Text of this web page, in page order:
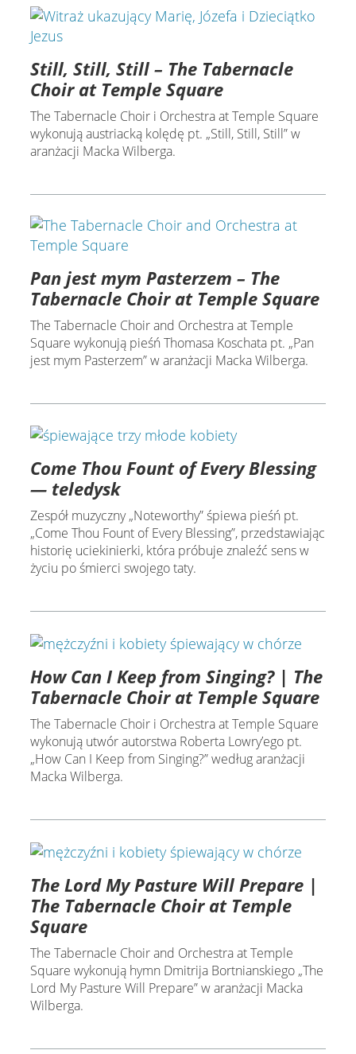
Still, Still, Still – The Tabernacle
Choir at Temple Square
The Tabernacle Choir i Orchestra at Temple Square
wykonują austriacką kolędę pt. „Still, Still, Still” w
aranżacji Macka Wilberga.
Pan jest mym Pasterzem – The
Tabernacle Choir at Temple Square
The Tabernacle Choir and Orchestra at Temple
Square wykonują pieśń Thomasa Koschata pt. „Pan
jest mym Pasterzem” w aranżacji Macka Wilberga.
Come Thou Fount of Every Blessing
— teledysk
Zespół muzyczny „Noteworthy” śpiewa pieśń pt.
„Come Thou Fount of Every Blessing”, przedstawiając
historię uciekinierki, która próbuje znaleźć sens w
życiu po śmierci swojego taty.
How Can I Keep from Singing? | The
Tabernacle Choir at Temple Square
The Tabernacle Choir i Orchestra at Temple Square
wykonują utwór autorstwa Roberta Lowry’ego pt.
„How Can I Keep from Singing?” według aranżacji
Macka Wilberga.
The Lord My Pasture Will Prepare |
The Tabernacle Choir at Temple
Square
The Tabernacle Choir and Orchestra at Temple
Square wykonują hymn Dmitrija Bortnianskiego „The
Lord My Pasture Will Prepare” w aranżacji Macka
Wilberga.